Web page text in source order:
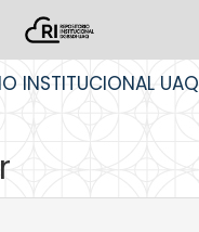
INSTITUCIONAL UAQ